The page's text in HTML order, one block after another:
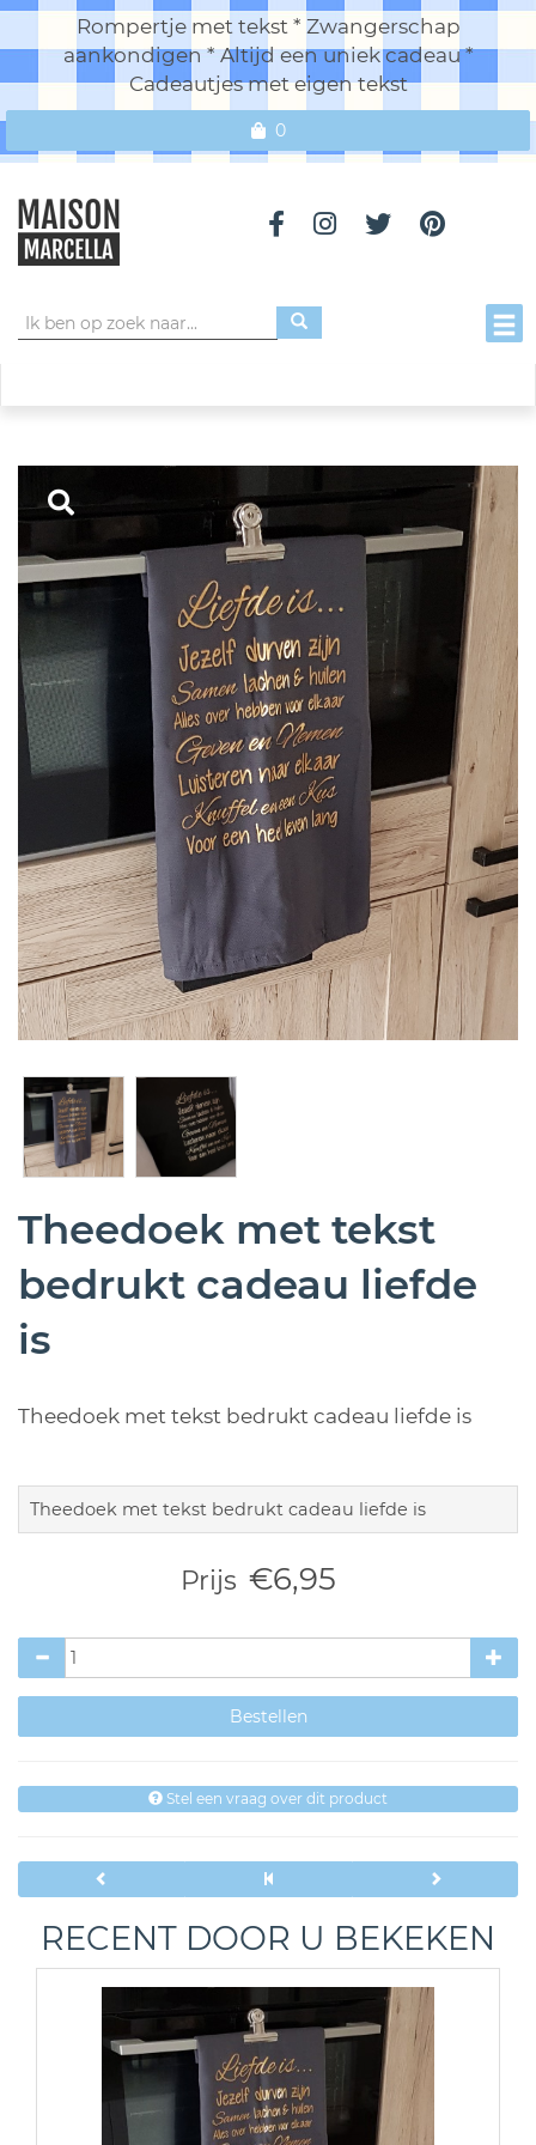
Rompertje met tekst * Zwangerschap
aankondigen * Altijd een uniek cadeau *
Cadeautjes met eigen tekst
0
Theedoek met tekst
bedrukt cadeau liefde
is
Theedoek met tekst bedrukt cadeau liefde is
Theedoek met tekst bedrukt cadeau liefde is
Prijs €6,95
Stel een vraag over dit product
RECENT DOOR U BEKEKEN